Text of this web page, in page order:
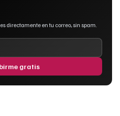
directamente en tu correo, sin spam.
gratis